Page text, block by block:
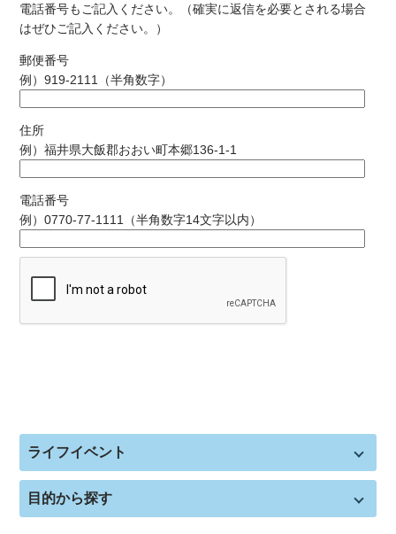
電話番号もご記入ください。（確実に返信を必要とされる場合
はぜひご記入ください。）
郵便番号
例）919-2111（半角数字）
住所
例）福井県大飯郡おおい町本郷136-1-1
電話番号
例）0770-77-1111（半角数字14文字以内）
ライフイベント
目的から探す